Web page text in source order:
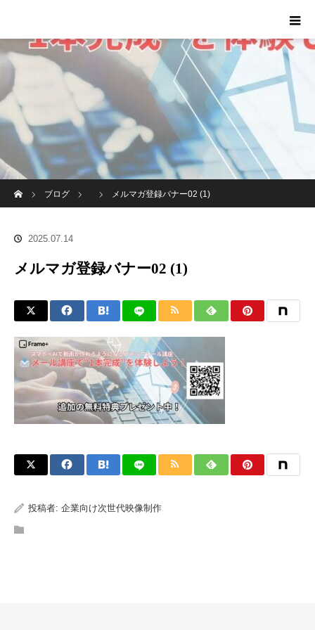
ブログ
メルマガ登録バナー02 (1)
2025.07.14
メルマガ登録バナー02 (1)
投稿者: 企業向け次世代映像制作